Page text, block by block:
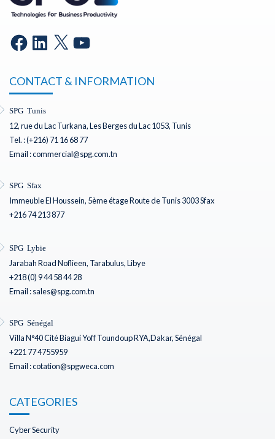
CONTACT & INFORMATION
SPG Tunis
12, rue du Lac Turkana, Les Berges du Lac 1053, Tunis
Tel. : (+216) 71 16 68 77
Email : commercial@spg.com.tn
SPG Sfax
Immeuble El Houssein, 5ème étage Route de Tunis 3003 Sfax
+216 74 213 877
SPG Lybie
Jarabah Road Noflieen, Tarabulus, Libye
+218 (0) 9 44 58 44 28
Email : sales@spg.com.tn
SPG Sénégal
Villa N°40 Cité Biagui Yoff Toundoup RYA,Dakar, Sénégal
+221 77 4755959
Email : cotation@spgweca.com
CATEGORIES
Cyber Security